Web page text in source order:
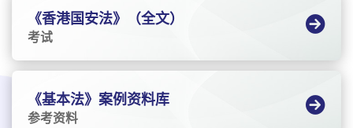
《香港国安法》（全文）
考试
《基本法》案例资料库
参考资料